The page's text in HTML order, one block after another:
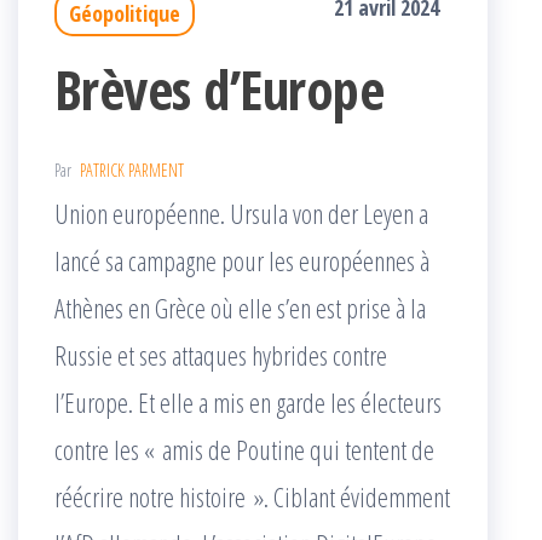
Géopolitique 21 avril 2024
Brèves d’Europe
Par PATRICK PARMENT
Union européenne. Ursula von der Leyen a
lancé sa campagne pour les européennes à
Athènes en Grèce où elle s’en est prise à la
Russie et ses attaques hybrides contre
l’Europe. Et elle a mis en garde les électeurs
contre les « amis de Poutine qui tentent de
réécrire notre histoire ». Ciblant évidemment